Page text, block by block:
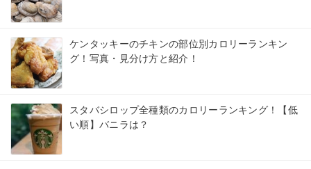
ケンタッキーのチキンの部位別カロリーランキン
グ！写真・見分け方と紹介！
スタバシロップ全種類のカロリーランキング！【低
い順】バニラは？